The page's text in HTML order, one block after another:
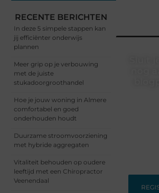
RECENTE BERICHTEN
In deze 5 simpele stappen kan
jij efficiënter onderwijs
plannen
Meer grip op je verbouwing
met de juiste
stukadoorgroothandel
Hoe je jouw woning in Almere
comfortabel en goed
onderhouden houdt
Duurzame stroomvoorziening
met hybride aggregaten
Vitaliteit behouden op oudere
leeftijd met een Chiropractor
Veenendaal